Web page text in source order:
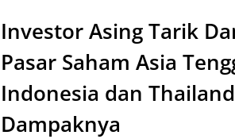
Investor Asing Tarik
Pasar Saham Asia
Indonesia dan
Dampaknya